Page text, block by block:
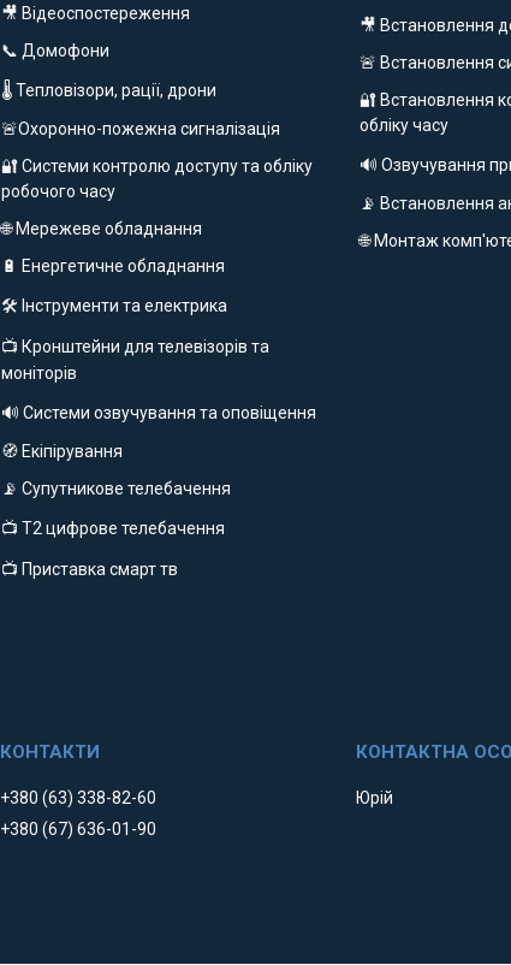
🎥 Відеоспостереження
📞 Домофони
🌡 Тепловізори, рації, дрони
🚨Охоронно-пожежна сигналізація
🔐 Системи контролю доступу та обліку
робочого часу
🌐 Мережеве обладнання
🔋 Енергетичне обладнання
🛠️ Інструменти та електрика
📺 Кронштейни для телевізорів та
моніторів
🔊 Системи озвучування та оповіщення
🧭 Екіпірування
📡 Супутникове телебачення
📺 Т2 цифрове телебачення
📺 Приставка смарт тв
🎥 Встановлення
🚨 Встановлення
🔐 Встановлення
обліку часу
🔊 Озвучування
📡 Встановлення
🌐 Монтаж
+380 (63) 338-82-60
+380 (67) 636-01-90
Юрій